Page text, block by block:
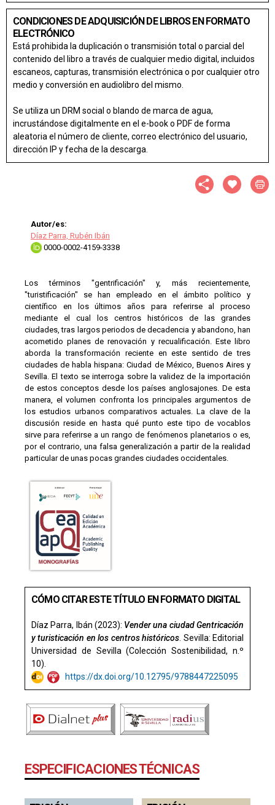
CONDICIONES DE ADQUISICIÓN DE LIBROS EN FORMATO
ELECTRÓNICO
Está prohibida la duplicación o transmisión total o parcial del
contenido del libro a través de cualquier medio digital, incluidos
escaneos, capturas, transmisión electrónica o por cualquier otro
medio y conversión en audiolibro del mismo.
Se utiliza un DRM social o blando de marca de agua,
incrustándose digitalmente en el e-book o PDF de forma
aleatoria el número de cliente, correo electrónico del usuario,
dirección IP y fecha de la descarga.
Autor/es:
Díaz Parra, Rubén Ibán
0000-0002-4159-3338
Los términos "gentrificación" y, más recientemente,
"turistificación" se han empleado en el ámbito político y
científico en los últimos años para referirse al proceso
mediante el cual los centros históricos de las grandes
ciudades, tras largos periodos de decadencia y abandono, han
acometido planes de renovación y recualificación. Este libro
aborda la transformación reciente en este sentido de tres
ciudades de habla hispana: Ciudad de México, Buenos Aires y
Sevilla. El texto se interroga sobre la validez de la importación
de estos conceptos desde los países anglosajones. De esta
manera, el volumen confronta los principales argumentos de
los estudios urbanos comparativos actuales. La clave de la
discusión reside en hasta qué punto este tipo de vocablos
sirve para referirse a un rango de fenómenos planetarios o es,
por el contrario, una falsa generalización a partir de la realidad
particular de unas pocas grandes ciudades occidentales.
CÓMO CITAR ESTE TÍTULO EN FORMATO DIGITAL
Díaz Parra, Ibán (2023): Vender una ciudad Gentri­cación
y turisti­cación en los centros históricos . Sevilla: Editorial
Universidad de Sevilla (Colección Sostenibilidad, n.º
10).
https://dx.doi.org/10.12795/9788447225095
ESPECIFICACIONES TÉCNICAS